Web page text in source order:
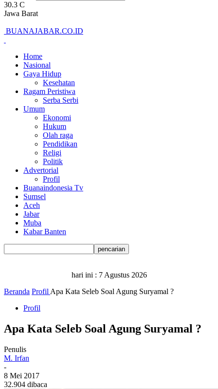
30.3 C
Jawa Barat
BUANAJABAR.CO.ID
Home
Nasional
Gaya Hidup
Kesehatan
Ragam Peristiwa
Serba Serbi
Umum
Ekonomi
Hukum
Olah raga
Pendidikan
Religi
Politik
Advertorial
Profil
Buanaindonesia Tv
Sumsel
Aceh
Jabar
Muba
Kabar Banten
hari ini : 7 Agustus 2026
Beranda Profil Apa Kata Seleb Soal Agung Suryamal ?
Profil
Apa Kata Seleb Soal Agung Suryamal ?
Penulis
M. Irfan
-
8 Mei 2017
32.904 dibaca